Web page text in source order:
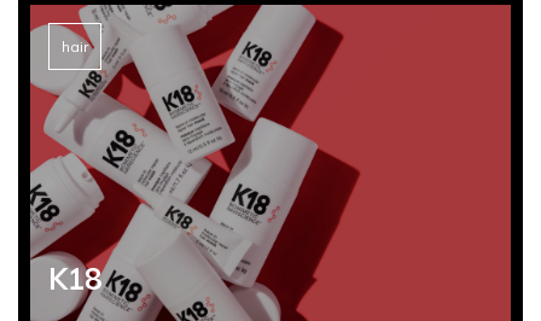
hair
hair
hair
hair
K18